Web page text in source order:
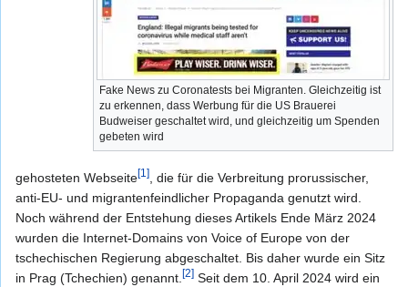
Fake News zu Coronatests bei Migranten. Gleichzeitig ist
zu erkennen, dass Werbung für die US Brauerei
Budweiser geschaltet wird, und gleichzeitig um Spenden
gebeten wird
gehosteten Webseite[1]
, die für die Verbreitung prorussischer,
anti-EU- und migrantenfeindlicher Propaganda genutzt wird.
Noch während der Entstehung dieses Artikels Ende März 2024
wurden die Internet-Domains von Voice of Europe von der
tschechischen Regierung abgeschaltet. Bis daher wurde ein Sitz
in Prag (Tchechien) genannt. [2] Seit dem 10. April 2024 wird ein